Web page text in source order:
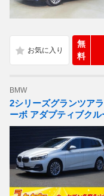
無
料
BMW
2シリーズグランツア
ーボ アダプティブク